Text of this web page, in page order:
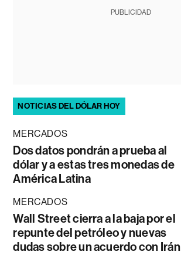
PUBLICIDAD
NOTICIAS DEL DÓLAR HOY
MERCADOS
Dos datos pondrán a prueba al
dólar y a estas tres monedas de
América Latina
MERCADOS
Wall Street cierra a la baja por el
repunte del petróleo y nuevas
dudas sobre un acuerdo con Irán